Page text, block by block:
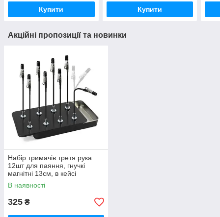
Купити Купити
Акційні пропозиції та новинки
Набір тримачів третя рука
12шт для паяння, гнучкі
магнітні 13см, в кейсі
В наявності
325 ₴